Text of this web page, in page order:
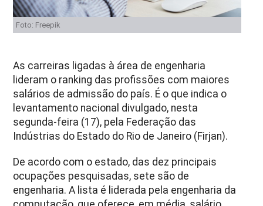
Foto: Freepik
As carreiras ligadas à área de engenharia
lideram o ranking das profissões com maiores
salários de admissão do país. É o que indica o
levantamento nacional divulgado, nesta
segunda-feira (17), pela Federação das
Indústrias do Estado do Rio de Janeiro (Firjan).
De acordo com o estado, das dez principais
ocupações pesquisadas, sete são de
engenharia. A lista é liderada pela engenharia da